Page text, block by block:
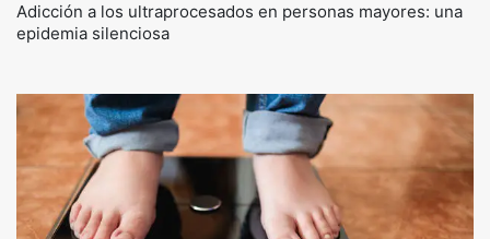
Adicción a los ultraprocesados en personas mayores: una
epidemia silenciosa